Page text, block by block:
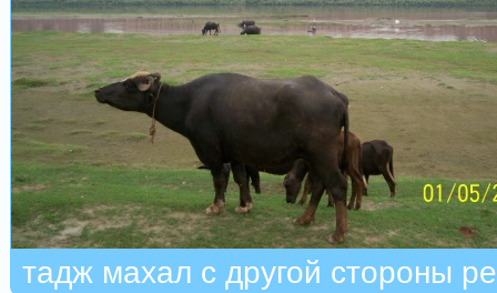
тадж махал с другой стороны